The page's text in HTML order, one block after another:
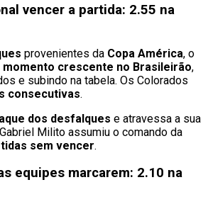
vencer a partida: 2.55 na
provenientes da Copa América, o
momento crescente no Brasileirão,
e subindo na tabela. Os Colorados
consecutivas.
dos desfalques e atravessa a sua
Milito assumiu o comando da
sem vencer.
equipes marcarem: 2.10 na